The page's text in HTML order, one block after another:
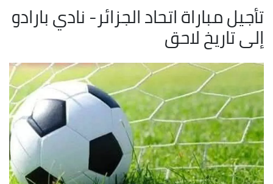
تأجيل مباراة اتحاد الجزائر- نادي بارادو
إلى تاريخ لاحق